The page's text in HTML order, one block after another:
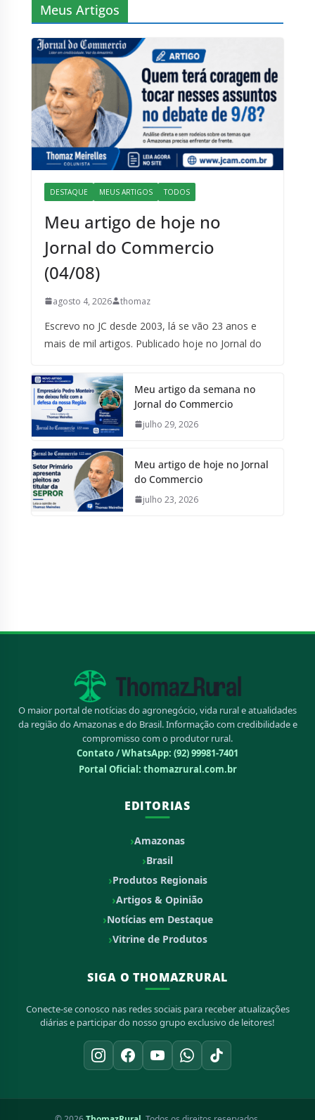
Meus Artigos
DESTAQUE MEUS ARTIGOS TODOS
Meu artigo de hoje no
Jornal do Commercio
(04/08)
agosto 4, 2026 thomaz
Escrevo no JC desde 2003, lá se vão 23 anos e
mais de mil artigos. Publicado hoje no Jornal do
Meu artigo da semana no
Jornal do Commercio
julho 29, 2026
Meu artigo de hoje no Jornal
do Commercio
julho 23, 2026
O maior portal de notícias do agronegócio, vida rural e atualidades
da região do Amazonas e do Brasil. Informação com credibilidade e
compromisso com o produtor rural.
Contato / WhatsApp: (92) 99981-7401
Portal Oficial: thomazrural.com.br
EDITORIAS
Amazonas
Brasil
Produtos Regionais
Artigos & Opinião
Notícias em Destaque
Vitrine de Produtos
SIGA O THOMAZRURAL
Conecte-se conosco nas redes sociais para receber atualizações
diárias e participar do nosso grupo exclusivo de leitores!